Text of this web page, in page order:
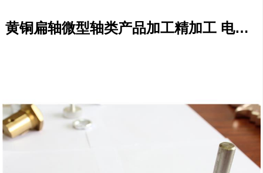
黄铜扁轴微型轴类产品加工精加工 电脑车床加工